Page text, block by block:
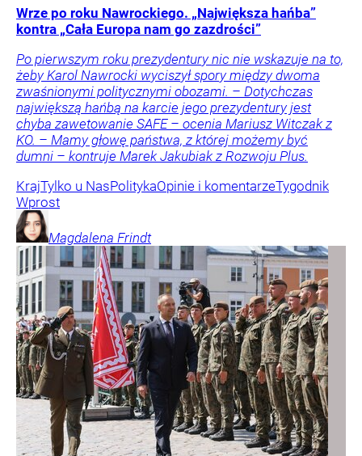
Wrze po roku Nawrockiego. „Największa hańba”
kontra „Cała Europa nam go zazdrości”
Po pierwszym roku prezydentury nic nie wskazuje na to,
żeby Karol Nawrocki wyciszył spory między dwoma
zwaśnionymi politycznymi obozami. – Dotychczas
największą hańbą na karcie jego prezydentury jest
chyba zawetowanie SAFE – ocenia Mariusz Witczak z
KO. – Mamy głowę państwa, z której możemy być
dumni – kontruje Marek Jakubiak z Rozwoju Plus.
KrajTylko u NasPolitykaOpinie i komentarzeTygodnik
Wprost
Magdalena Frindt